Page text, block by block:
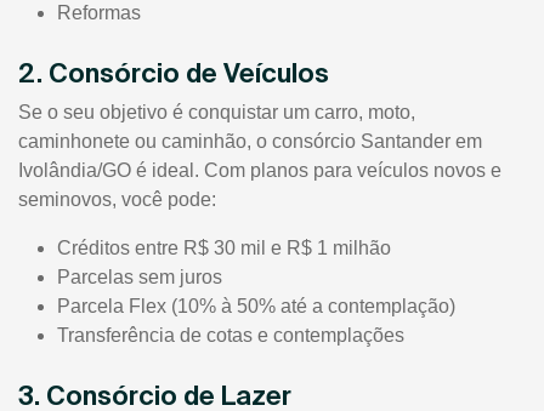
Reformas
2. Consórcio de Veículos
Se o seu objetivo é conquistar um carro, moto,
caminhonete ou caminhão, o consórcio Santander em
Ivolândia/GO é ideal. Com planos para veículos novos e
seminovos, você pode:
Créditos entre R$ 30 mil e R$ 1 milhão
Parcelas sem juros
Parcela Flex (10% à 50% até a contemplação)
Transferência de cotas e contemplações
3. Consórcio de Lazer